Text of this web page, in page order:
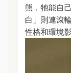
熊，牠能自
白」則連滾
性格和環境影